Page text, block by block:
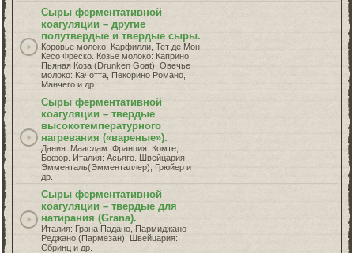
Сыры ферментативной
коагуляции – другие
полутвердые и твердые сыры.
Коровье молоко: Карфилли, Тет де Мон,
Кесо Фреско. Козье молоко: Каприно,
Пьяная Коза (Drunken Goat). Овечье
молоко: Качотта, Пекорино Романо,
Манчего и др.
Сыры ферментативной
коагуляции – твердые
высокотемпературного
нагревания («вареные»).
Дания: Маасдам. Франция: Комте,
Бофор. Италия: Асьяго. Швейцария:
Эмменталь(Эмменталлер), Грюйер и
др.
Сыры ферментативной
коагуляции – твердые для
натирания (Grana).
Италия: Грана Падано, Пармиджано
Реджано (Пармезан). Швейцария:
Сбринц и др.